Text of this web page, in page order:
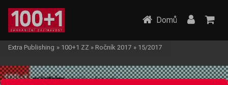
Domů
Extra Publishing » 100+1 ZZ » Ročník 2017 » 15/2017